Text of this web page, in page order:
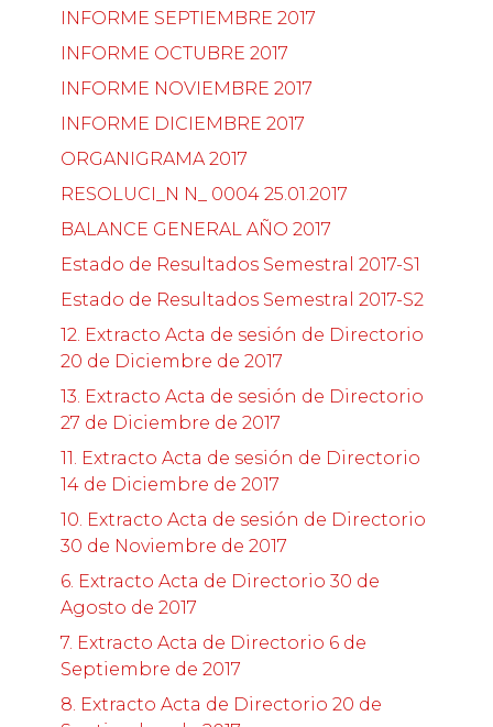
INFORME SEPTIEMBRE 2017
INFORME OCTUBRE 2017
INFORME NOVIEMBRE 2017
INFORME DICIEMBRE 2017
ORGANIGRAMA 2017
RESOLUCI_N N_ 0004 25.01.2017
BALANCE GENERAL AÑO 2017
Estado de Resultados Semestral 2017-S1
Estado de Resultados Semestral 2017-S2
12. Extracto Acta de sesión de Directorio
20 de Diciembre de 2017
13. Extracto Acta de sesión de Directorio
27 de Diciembre de 2017
11. Extracto Acta de sesión de Directorio
14 de Diciembre de 2017
10. Extracto Acta de sesión de Directorio
30 de Noviembre de 2017
6. Extracto Acta de Directorio 30 de
Agosto de 2017
7. Extracto Acta de Directorio 6 de
Septiembre de 2017
8. Extracto Acta de Directorio 20 de